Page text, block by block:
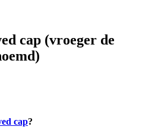
cap (vroeger de
cap?